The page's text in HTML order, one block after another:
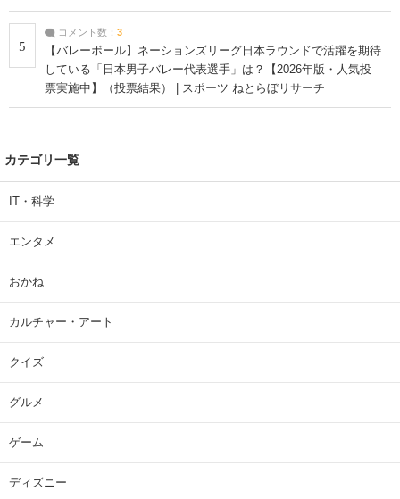
5
コメント数： 3
【バレーボール】ネーションズリーグ日本ラウンドで活躍を期待
している「日本男子バレー代表選手」は？【2026年版・人気投
票実施中】（投票結果） | スポーツ ねとらぼリサーチ
カテゴリ一覧
IT・科学
エンタメ
おかね
カルチャー・アート
クイズ
グルメ
ゲーム
ディズニー